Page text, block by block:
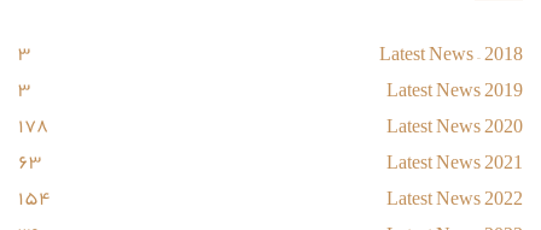
Latest News – 2018
۳
Latest News 2019
۳
Latest News 2020
۱۷۸
Latest News 2021
۶۳
Latest News 2022
۱۵۴